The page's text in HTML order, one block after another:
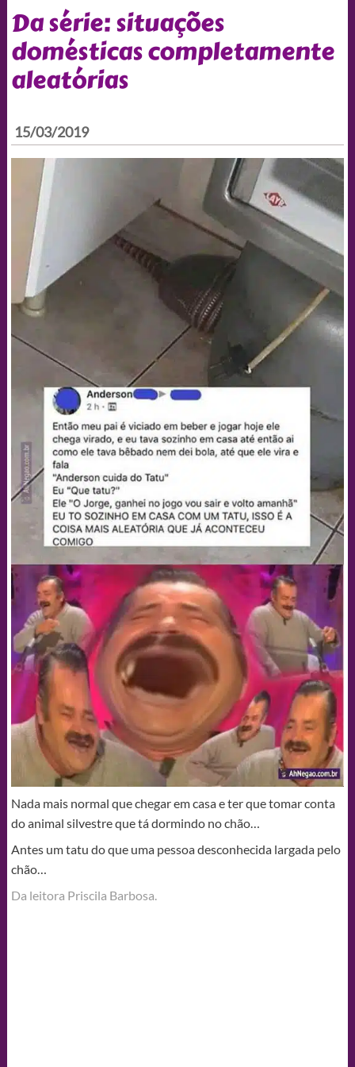
Da série: situações
domésticas completamente
aleatórias
15/03/2019
Nada mais normal que chegar em casa e ter que tomar conta
do animal silvestre que tá dormindo no chão…
Antes um tatu do que uma pessoa desconhecida largada pelo
chão…
Da leitora Priscila Barbosa‎.